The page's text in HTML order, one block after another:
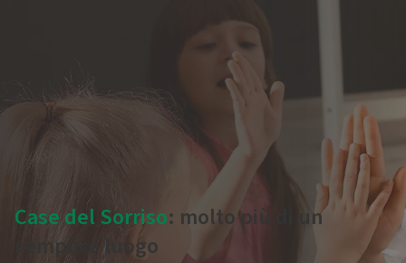
Case del Sorriso: molto più di un
semplice luogo